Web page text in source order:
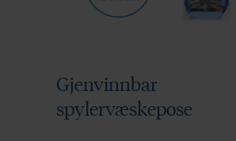
Gjenvinnbar
spylervæskepose